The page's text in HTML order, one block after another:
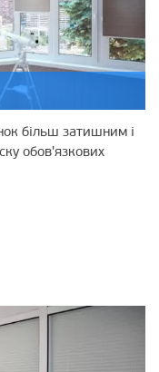
більш затишним і
обов'язкових